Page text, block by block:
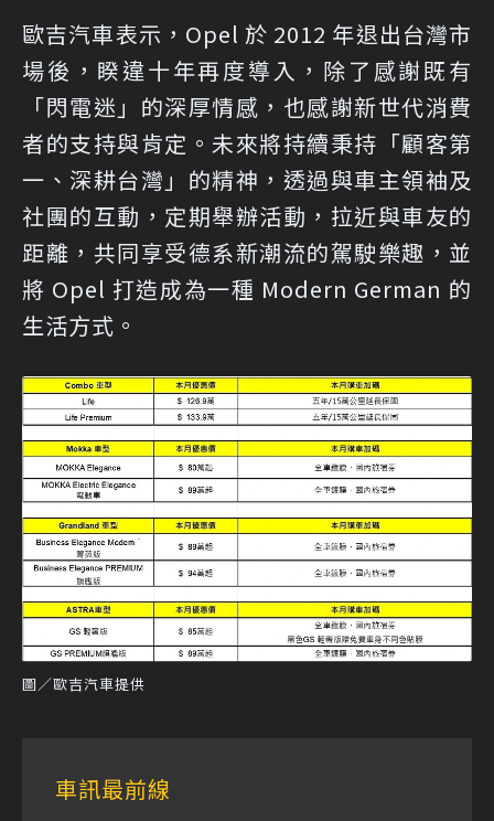
歐吉汽車表示，Opel 於 2012 年退出台灣市
場後，睽違十年再度導入，除了感謝既有
「閃電迷」的深厚情感，也感謝新世代消費
者的支持與肯定。未來將持續秉持「顧客第
一、深耕台灣」的精神，透過與車主領袖及
社團的互動，定期舉辦活動，拉近與車友的
距離，共同享受德系新潮流的駕駛樂趣，並
將 Opel 打造成為一種 Modern German 的
生活方式。
圖／歐吉汽車提供
車訊最前線